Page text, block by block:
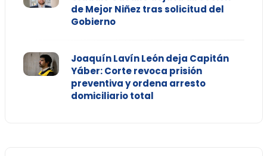
de Mejor Niñez tras solicitud del
Gobierno
Joaquín Lavín León deja Capitán
Yáber: Corte revoca prisión
preventiva y ordena arresto
domiciliario total